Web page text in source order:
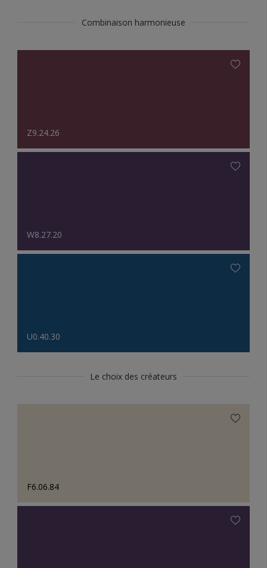
Combinaison harmonieuse
Z9.24.26
W8.27.20
U0.40.30
Le choix des créateurs
F6.06.84